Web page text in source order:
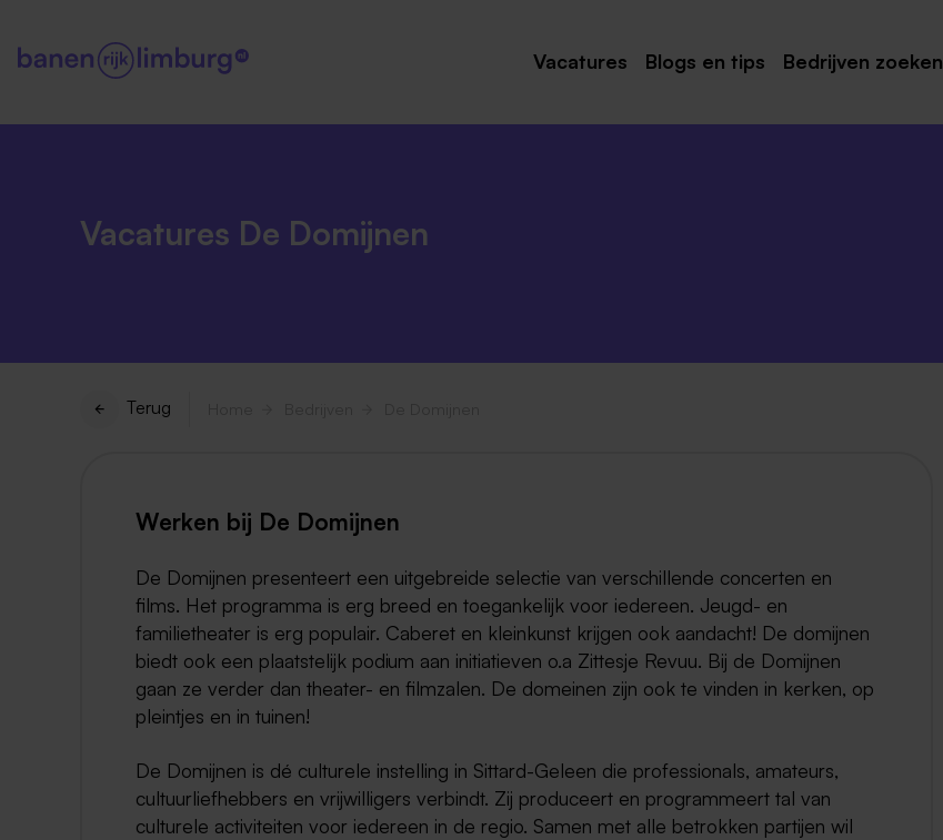
Vacatures
Maastricht
Kerkrade
Blogs en tips Bedrijven zoeken
Vacatures De Domijnen
Terug
Werken bij De Domijnen
De Domijnen presenteert een uitgebreide selectie van verschillende concerten en
films. Het programma is erg breed en toegankelijk voor iedereen. Jeugd- en
familietheater is erg populair. Caberet en kleinkunst krijgen ook aandacht! De domijnen
biedt ook een plaatstelijk podium aan initiatieven o.a Zittesje Revuu. Bij de Domijnen
gaan ze verder dan theater- en filmzalen. De domeinen zijn ook te vinden in kerken, op
pleintjes en in tuinen!
De Domijnen is dé culturele instelling in Sittard-Geleen die professionals, amateurs,
cultuurliefhebbers en vrijwilligers verbindt. Zij produceert en programmeert tal van
culturele activiteiten voor iedereen in de regio. Samen met alle betrokken partijen wil